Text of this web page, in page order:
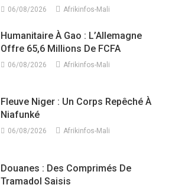
06/08/2026 Afrikinfos-Mali
Humanitaire À Gao : L’Allemagne
Offre 65,6 Millions De FCFA
06/08/2026 Afrikinfos-Mali
Fleuve Niger : Un Corps Repêché À
Niafunké
06/08/2026 Afrikinfos-Mali
Douanes : Des Comprimés De
Tramadol Saisis